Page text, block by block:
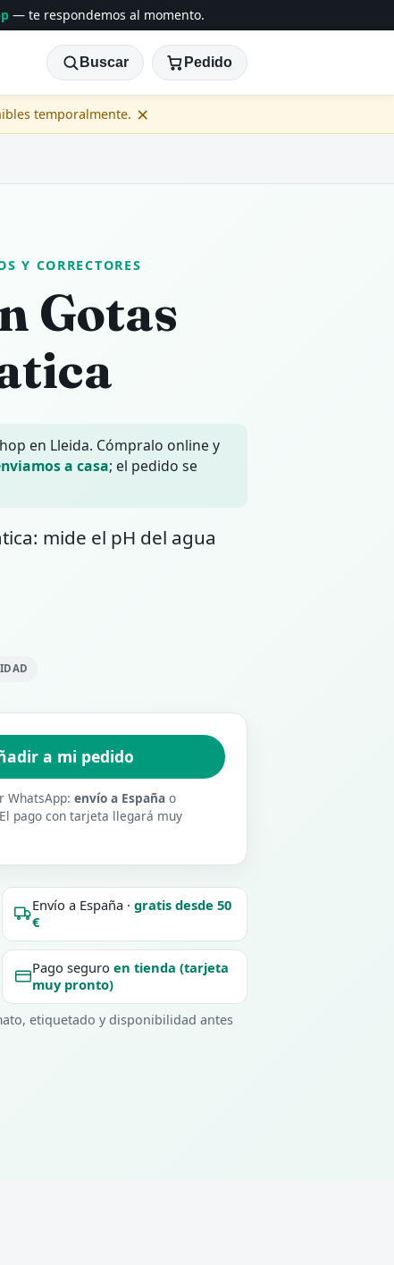
— te respondemos al momento.
Buscar Pedido
temporalmente. ×
Y CORRECTORES
Gotas
en Lleida. Cómpralo online y
a casa; el pedido se
mide el pH del agua
a mi pedido
WhatsApp: envío a España o
pago con tarjeta llegará muy
Envío a España · gratis desde 50
€
Pago seguro en tienda (tarjeta
muy pronto)
etiquetado y disponibilidad antes